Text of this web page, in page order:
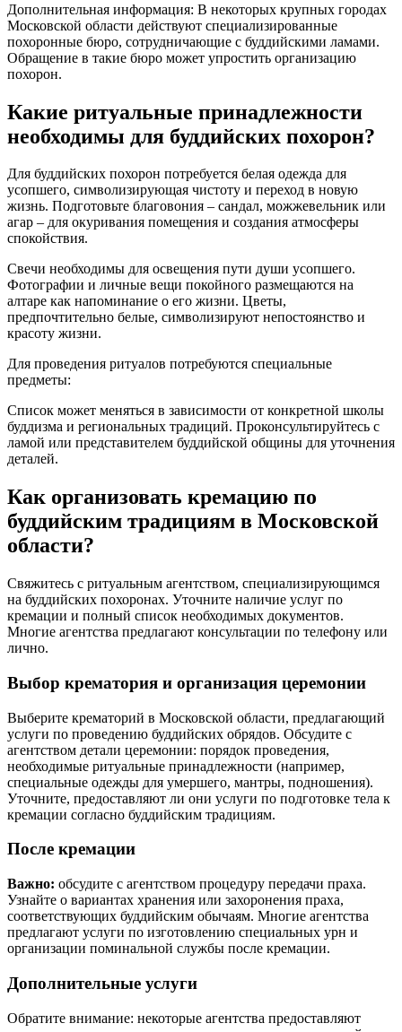
Дополнительная информация: В некоторых крупных городах
Московской области действуют специализированные
похоронные бюро, сотрудничающие с буддийскими ламами.
Обращение в такие бюро может упростить организацию
похорон.
Какие ритуальные принадлежности
необходимы для буддийских похорон?
Для буддийских похорон потребуется белая одежда для
усопшего, символизирующая чистоту и переход в новую
жизнь. Подготовьте благовония – сандал, можжевельник или
агар – для окуривания помещения и создания атмосферы
спокойствия.
Свечи необходимы для освещения пути души усопшего.
Фотографии и личные вещи покойного размещаются на
алтаре как напоминание о его жизни. Цветы,
предпочтительно белые, символизируют непостоянство и
красоту жизни.
Для проведения ритуалов потребуются специальные
предметы:
Список может меняться в зависимости от конкретной школы
буддизма и региональных традиций. Проконсультируйтесь с
ламой или представителем буддийской общины для уточнения
деталей.
Как организовать кремацию по
буддийским традициям в Московской
области?
Свяжитесь с ритуальным агентством, специализирующимся
на буддийских похоронах. Уточните наличие услуг по
кремации и полный список необходимых документов.
Многие агентства предлагают консультации по телефону или
лично.
Выбор крематория и организация церемонии
Выберите крематорий в Московской области, предлагающий
услуги по проведению буддийских обрядов. Обсудите с
агентством детали церемонии: порядок проведения,
необходимые ритуальные принадлежности (например,
специальные одежды для умершего, мантры, подношения).
Уточните, предоставляют ли они услуги по подготовке тела к
кремации согласно буддийским традициям.
После кремации
Важно: обсудите с агентством процедуру передачи праха.
Узнайте о вариантах хранения или захоронения праха,
соответствующих буддийским обычаям. Многие агентства
предлагают услуги по изготовлению специальных урн и
организации поминальной службы после кремации.
Дополнительные услуги
Обратите внимание: некоторые агентства предоставляют